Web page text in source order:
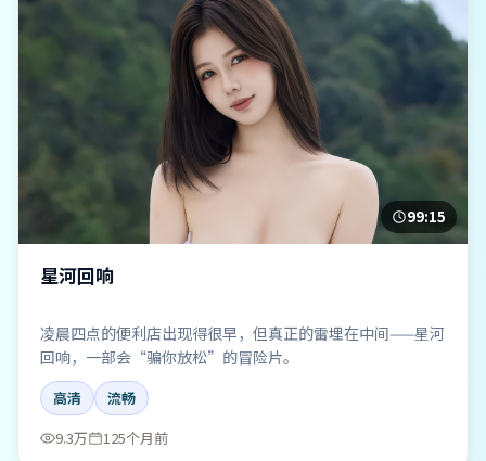
99:15
星河回响
凌晨四点的便利店出现得很早，但真正的雷埋在中间——星河
回响，一部会“骗你放松”的冒险片。
高清
流畅
9.3万
125个月前